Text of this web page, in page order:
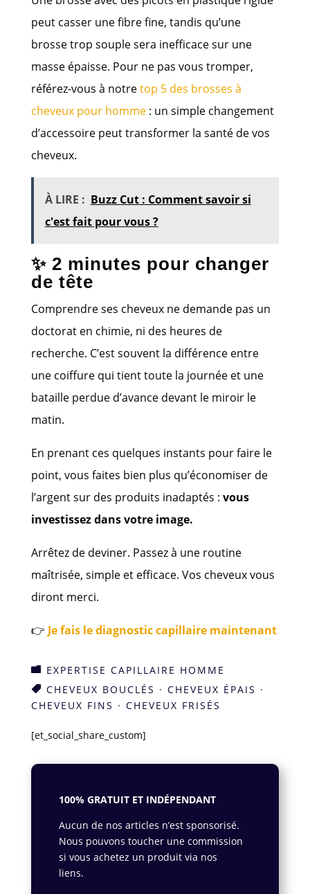
peut casser une fibre fine, tandis qu’une
brosse trop souple sera inefficace sur une
masse épaisse. Pour ne pas vous tromper,
référez-vous à notretop 5 des brosses à
cheveux pour homme: un simple changement
d’accessoire peut transformer la santé de vos
cheveux.
À LIRE : Buzz Cut : Comment savoir si
c'est fait pour vous ?
✨ 2 minutes pour changer
de tête
Comprendre ses cheveux ne demande pas un
doctorat en chimie, ni des heures de
recherche. C’est souvent la différence entre
une coiffure qui tient toute la journée et une
bataille perdue d’avance devant le miroir le
matin.
En prenant ces quelques instants pour faire le
point, vous faites bien plus qu’économiser de
l’argent sur des produits inadaptés : vous
investissez dans votre image.
Arrêtez de deviner. Passez à une routine
maîtrisée, simple et efficace. Vos cheveux vous
diront merci.
👉 Je fais le diagnostic capillaire maintenant
 EXPERTISE CAPILLAIRE HOMME
 CHEVEUX BOUCLÉS · CHEVEUX ÉPAIS ·
CHEVEUX FINS · CHEVEUX FRISÉS
[et_social_share_custom]
100% GRATUIT ET INDÉPENDANT
Aucun de nos articles n’est sponsorisé.
Nous pouvons toucher une commission
si vous achetez un produit via nos
liens.